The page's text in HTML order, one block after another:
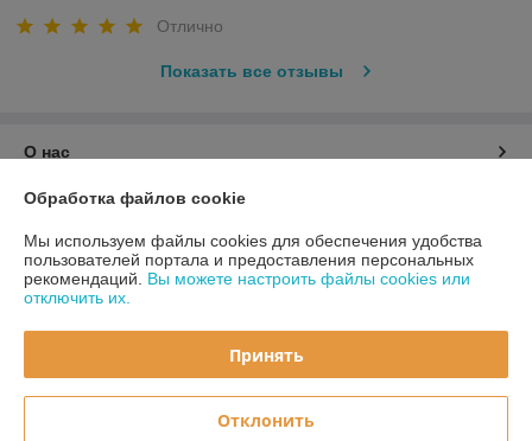
Отлично
Показать все отзывы
О нас
Контакты
Доставка и оплата
Полная версия сайта
Политика обработки cookies
Обработка файлов cookie
Мы используем файлы cookies для обеспечения удобства
пользователей портала и предоставления персональных
рекомендаций. Вы можете настроить файлы cookies или
отключить их.
Принять
Отклонить